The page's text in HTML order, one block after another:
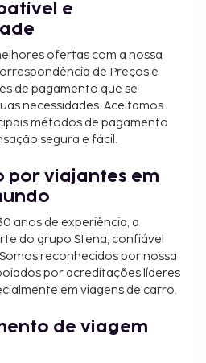
e
ofertas com a nossa
de Preços e
de pagamento que se
necessidades. Aceitamos
métodos de pagamento
segura e fácil.
por viajantes em
anos de experiência, a
do grupo Stena, confiável
reconhecidos por nossa
por acreditações líderes
em viagens de carro.
de viagem